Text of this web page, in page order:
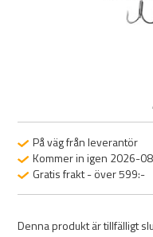
På väg från leverantör
Kommer in igen 2026-
Gratis frakt - över 599:-
Denna produkt är tillfälligt